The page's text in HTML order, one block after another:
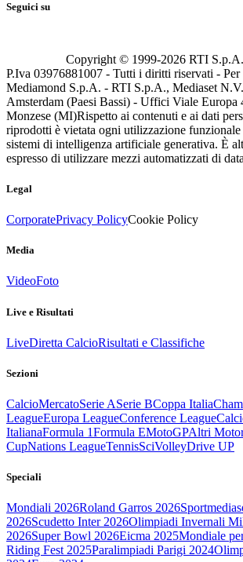
Seguici su
Copyright © 1999-2026 RTI
P.Iva 03976881007 - Tutti i diritti riservati -
Mediamond S.p.A. - RTI S.p.A., Mediaset
Amsterdam (Paesi Bassi) - Uffici Viale Europa
Monzese (MI)Rispetto ai contenuti e ai dati
riprodotti è vietata ogni utilizzazione funzionale
sistemi di intelligenza artificiale generativa. È
espresso di utilizzare mezzi automatizzati di
Legal
CorporatePrivacy PolicyCookie Policy
Media
VideoFoto
Live e Risultati
LiveDiretta CalcioRisultati e Classifiche
Sezioni
CalcioMercatoSerie ASerie BCoppa Italia
LeagueEuropa LeagueConference League
ItalianaFormula 1Formula EMotoGPAltri
CupNations LeagueTennisSciVolleyDrive UP
Speciali
Mondiali 2026Roland Garros 2026
2026Scudetto Inter 2026Olimpiadi Invernali
2026Super Bowl 2026Eicma 2025Mondiale
Riding Fest 2025Paralimpiadi Parigi 2024